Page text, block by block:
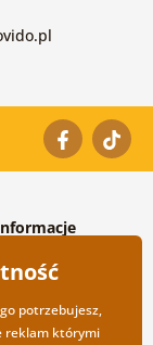
pytania
potrzebujesz,
reklam którymi